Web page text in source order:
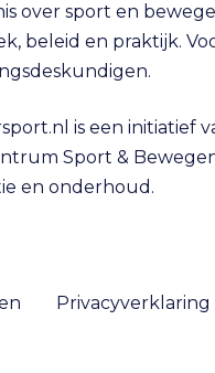
over sport en
beleid en praktijk.
is een initiatief
Sport &
en onderhoud.
Privacyverklaring